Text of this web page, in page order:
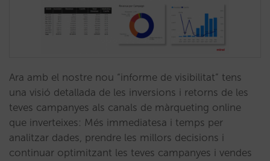
Ara amb el nostre nou “informe de visibilitat” tens
una visió detallada de les inversions i retorns de les
teves campanyes als canals de màrqueting online
que inverteixes: Més immediatesa i temps per
analitzar dades, prendre les millors decisions i
continuar optimitzant les teves campanyes i vendes